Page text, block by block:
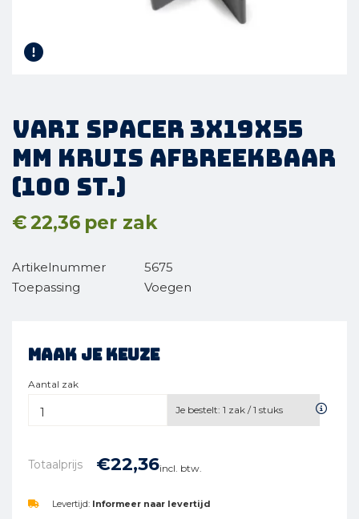
Vari Spacer 3x19x55
mm Kruis Afbreekbaar
(100 st.)
€22,36 per zak
Artikelnummer
5675
Toepassing
Voegen
Maak je keuze
Aantal zak
Je bestelt: 1 zak /1 stuks
Totaalprijs €22,36incl. btw.
Levertijd: Informeer naar levertijd